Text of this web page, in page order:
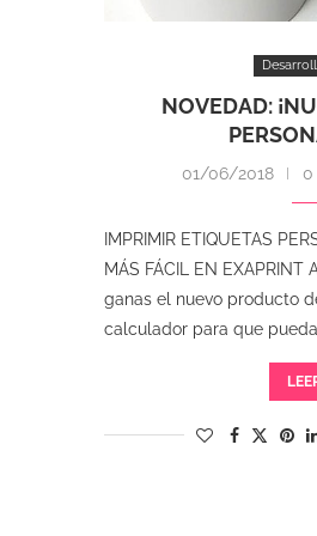
NOVEDAD:
01/06/2018 0
IMPRIMIR ETIQUETAS
MÁS FÁCIL EN
ganas el nuevo producto
calculador para que